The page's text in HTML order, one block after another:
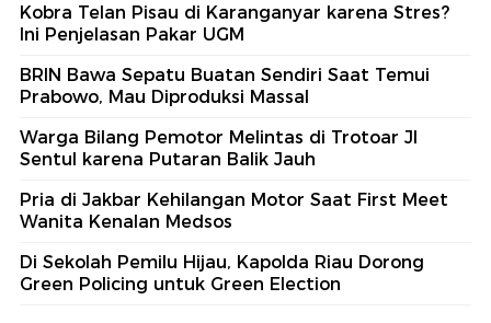
Kobra Telan Pisau di Karanganyar karena Stres?
Ini Penjelasan Pakar UGM
BRIN Bawa Sepatu Buatan Sendiri Saat Temui
Prabowo, Mau Diproduksi Massal
Warga Bilang Pemotor Melintas di Trotoar Jl
Sentul karena Putaran Balik Jauh
Pria di Jakbar Kehilangan Motor Saat First Meet
Wanita Kenalan Medsos
Di Sekolah Pemilu Hijau, Kapolda Riau Dorong
Green Policing untuk Green Election